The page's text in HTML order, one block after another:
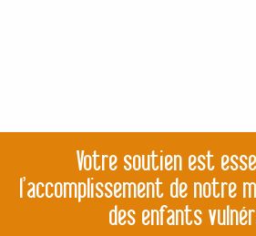
Votre soutien est
l’accomplissement de notre
des enfants